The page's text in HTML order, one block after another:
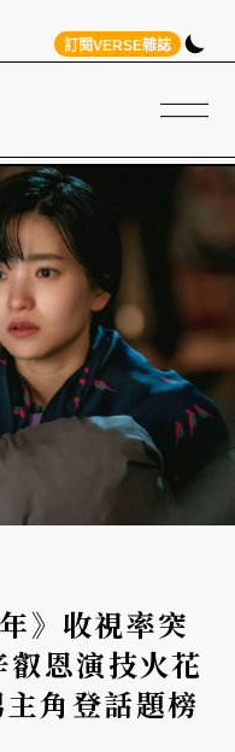
訂閱VERSE雜誌
》收視率突
恩演技火花
角登話題榜